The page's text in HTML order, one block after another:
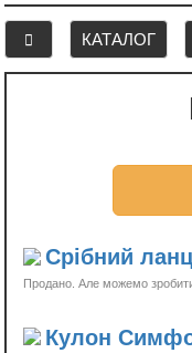
КАТАЛОГ
Кулон
Срібний
Продано
Кулон